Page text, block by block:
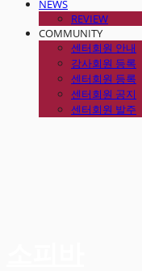
NEWS
REVIEW
COMMUNITY
센터회원 안내
강사회원 등록
센터회원 등록
센터회원 공지
센터회원 발주